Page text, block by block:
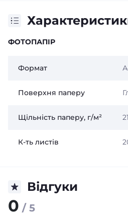
ФОТОПАПІР
Формат
Поверхня паперу
Щільність паперу, г/м²
К-ть листів
Відгуки
0 / 5